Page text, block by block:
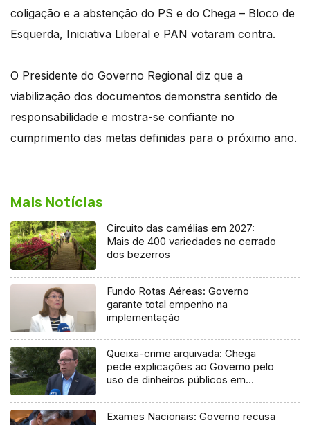
coligação e a abstenção do PS e do Chega – Bloco de
Esquerda, Iniciativa Liberal e PAN votaram contra.
O Presidente do Governo Regional diz que a
viabilização dos documentos demonstra sentido de
responsabilidade e mostra-se confiante no
cumprimento das metas definidas para o próximo ano.
Mais Notícias
Circuito das camélias em 2027:
Mais de 400 variedades no cerrado
dos bezerros
Fundo Rotas Aéreas: Governo
garante total empenho na
implementação
Queixa-crime arquivada: Chega
pede explicações ao Governo pelo
uso de dinheiros públicos em
Exames Nacionais: Governo recusa